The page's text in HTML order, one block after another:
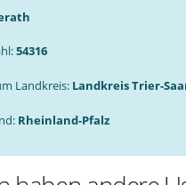
54316
Landkreis: Landkreis Trier-
Rheinland-Pfalz